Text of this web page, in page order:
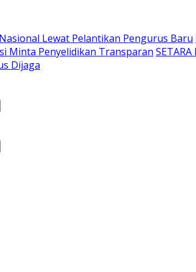
Lewat Pelantikan Pengurus Baru
Minta Penyelidikan Transparan
Dijaga